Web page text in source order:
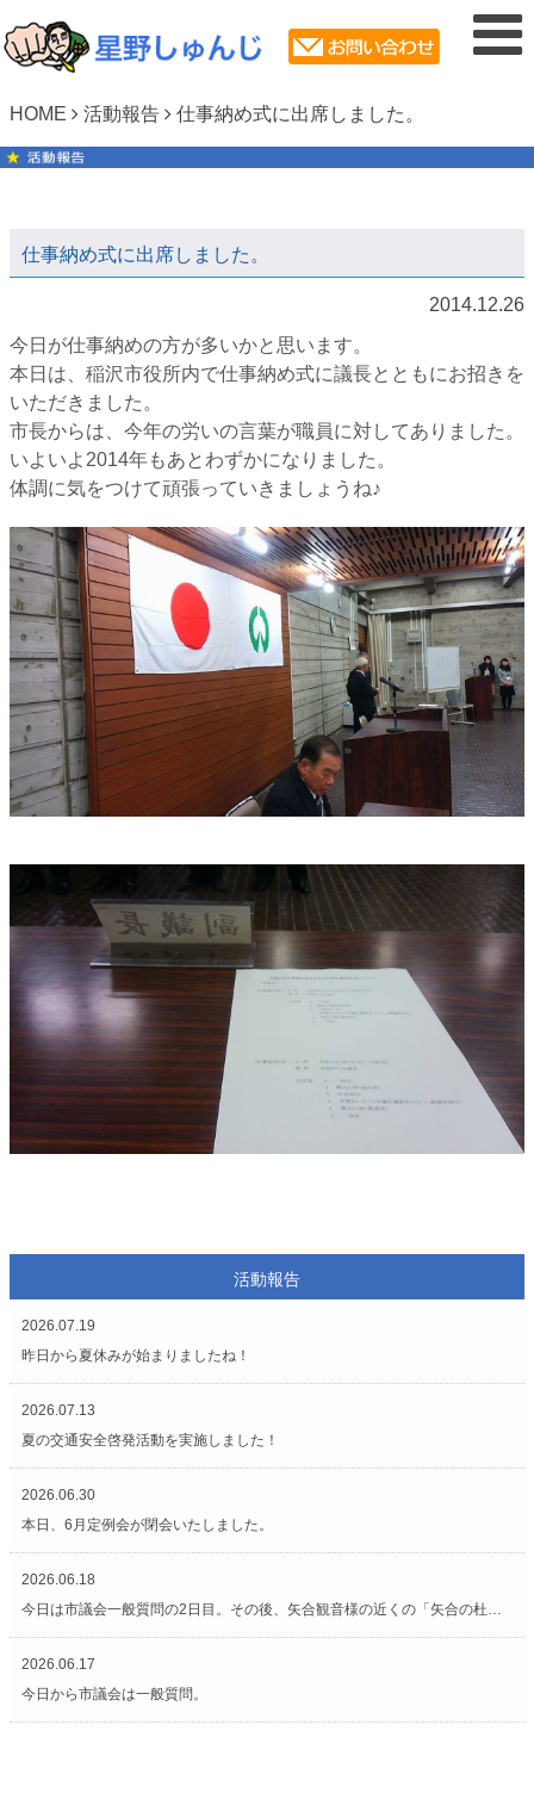
HOME 活動報告 仕事納め式に出席しました。
仕事納め式に出席しました。
2014.12.26
今日が仕事納めの方が多いかと思います。
本日は、稲沢市役所内で仕事納め式に議長とともにお招きを
いただきました。
市長からは、今年の労いの言葉が職員に対してありました。
いよいよ2014年もあとわずかになりました。
体調に気をつけて頑張っていきましょうね♪
活動報告
2026.07.19
昨日から夏休みが始まりましたね！
2026.07.13
夏の交通安全啓発活動を実施しました！
2026.06.30
本日、6月定例会が閉会いたしました。
2026.06.18
今日は市議会一般質問の2日目。その後、矢合観音様の近くの「矢合の杜」へ。
2026.06.17
今日から市議会は一般質問。